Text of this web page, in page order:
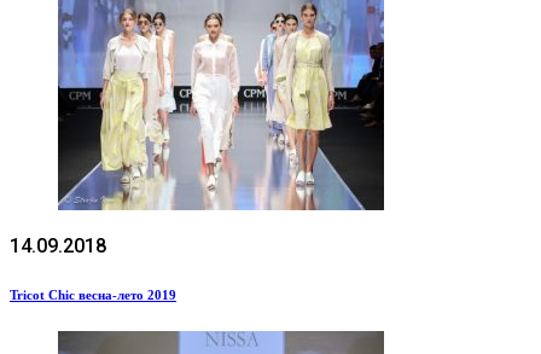
14.09.2018
Tricot Chic весна-лето 2019